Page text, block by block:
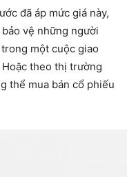
đã áp mức giá này,
vệ những người
một cuộc giao
theo thị trường
thể mua bán cổ phiếu